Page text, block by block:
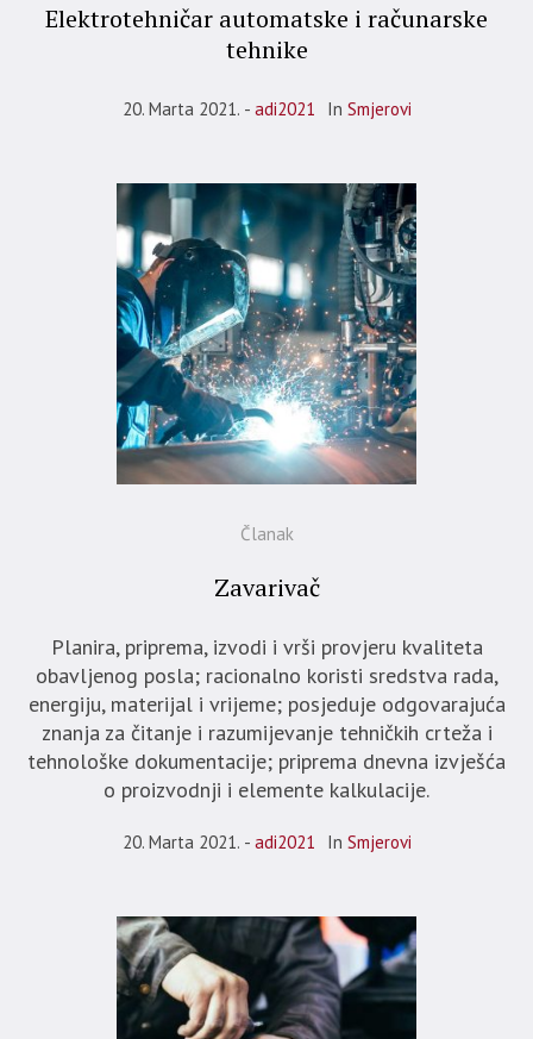
Elektrotehničar automatske i računarske
tehnike
20. Marta 2021. adi2021 In Smjerovi
Članak
Zavarivač
Planira, priprema, izvodi i vrši provjeru kvaliteta
obavljenog posla; racionalno koristi sredstva rada,
energiju, materijal i vrijeme; posjeduje odgovarajuća
znanja za čitanje i razumijevanje tehničkih crteža i
tehnološke dokumentacije; priprema dnevna izvješća
o proizvodnji i elemente kalkulacije.
20. Marta 2021. adi2021 In Smjerovi